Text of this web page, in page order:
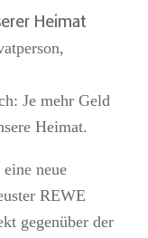
Heimat
Je mehr Geld
Heimat.
neue
REWE
gegenüber der